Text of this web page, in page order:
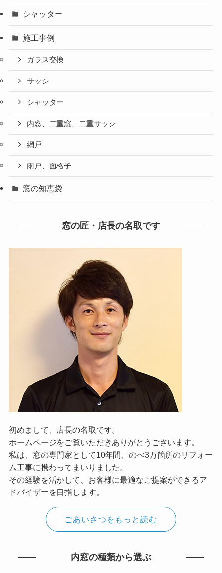
シャッター
施工事例
ガラス交換
サッシ
シャッター
内窓、二重窓、二重サッシ
網戸
雨戸、面格子
窓の知恵袋
窓の匠・店長の名取です
初めまして、店長の名取です。
ホームページをご覧いただきありがとうございます。
私は、窓の専門家として10年間、のべ3万箇所のリフォー
ム工事に携わってまいりました。
その経験を活かして、お客様に最適なご提案ができるア
ドバイザーを目指します。
ごあいさつをもっと読む
内窓の種類から選ぶ